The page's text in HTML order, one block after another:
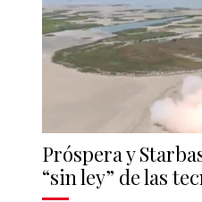
Próspera y
“sin ley” de las